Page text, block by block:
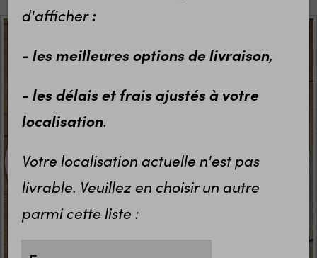
d'afficher:
- les meilleures options de livraison,
- les délais et frais ajustés à votre
localisation.
Votre localisation actuelle n'est pas
livrable. Veuillez en choisir un autre
parmi cette liste :